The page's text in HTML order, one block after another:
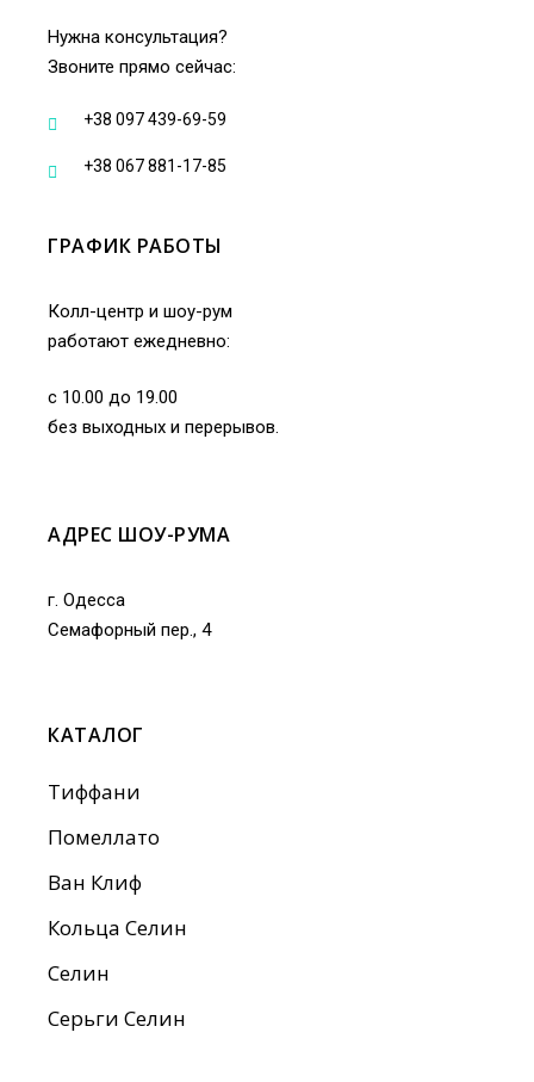
Нужна консультация?
Звоните прямо сейчас:
+38 097 439-69-59
+38 067 881-17-85
ГРАФИК РАБОТЫ
Колл-центр и шоу-рум
работают ежедневно:
с 10.00 до 19.00
без выходных и перерывов.
АДРЕС ШОУ-РУМА
г. Одесса
Семафорный пер., 4
КАТАЛОГ
Тиффани
Помеллато
Ван Клиф
Кольца Селин
Селин
Серьги Селин